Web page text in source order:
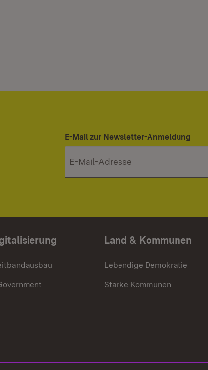
E-Mail zur Newsletter-Anmeldung
Land & Kommunen
Lebendige Demokratie
Starke Kommunen